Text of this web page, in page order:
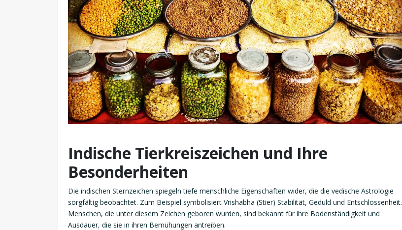
Indische Tierkreiszeichen und Ihre
Besonderheiten
Die indischen Sternzeichen spiegeln tiefe menschliche Eigenschaften wider, die die vedische Astrologie
sorgfältig beobachtet. Zum Beispiel symbolisiert Vrishabha (Stier) Stabilität, Geduld und Entschlossenheit.
Menschen, die unter diesem Zeichen geboren wurden, sind bekannt für ihre Bodenständigkeit und
Ausdauer, die sie in ihren Bemühungen antreiben.